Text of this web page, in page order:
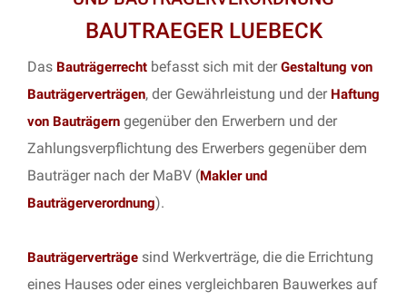
BAUTRAEGER LUEBECK
Das Bauträgerrecht befasst sich mit derGestaltung von
Bauträgerverträgen, der Gewährleistung und der Haftung
von Bauträgern gegenüber den Erwerbern und der
Zahlungsverpflichtung des Erwerbers gegenüber dem
Bauträger nach der MaBV (Makler und
Bauträgerverordnung).
Bauträgerverträge sind Werkverträge, die die Errichtung
eines Hauses oder eines vergleichbaren Bauwerkes auf